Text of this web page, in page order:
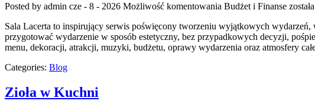
Posted by admin cze - 8 - 2026 Możliwość komentowania Budżet i Finanse
Sala Lacerta to inspirujący serwis poświęcony tworzeniu wyjątkowych
przygotować wydarzenie w sposób estetyczny, bez przypadkowych decyzji,
menu, dekoracji, atrakcji, muzyki, budżetu, oprawy wydarzenia oraz atmosfery
Categories: Blog
Zioła w Kuchni